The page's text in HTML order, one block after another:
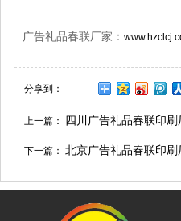
广告礼品春联厂家：
分享到：
上一篇： 四川广告礼品春联印
下一篇： 北京广告礼品春联印